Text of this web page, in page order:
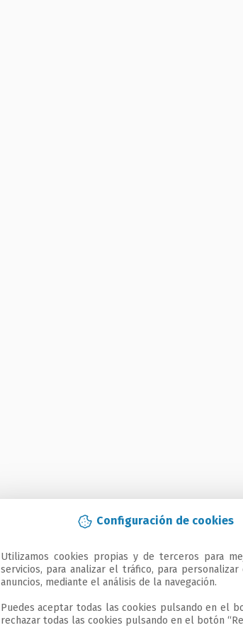
Configuración de cookies
Utilizamos cookies propias y de terceros para
servicios, para analizar el tráfico, para
anuncios, mediante el análisis de la navegación.
Puedes aceptar todas las cookies pulsando en el
rechazar todas las cookies pulsando en el botón